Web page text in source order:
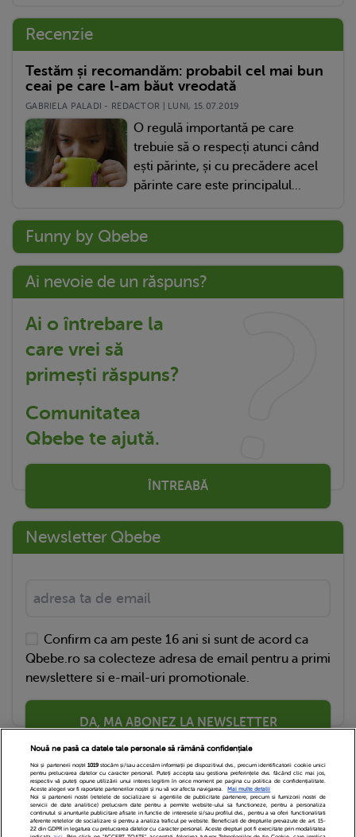
Recenzie
Testăm și recomandăm: probabil cel mai bun
ceai pe care l-am băut vreodată
GABRIELA PALADI - REDACTOR | LUNI, 15.07.2019
O regulă importantă pe care
trebuie să o respecți atunci când
ești părinte, și cu precădere acel
părinte care este principalul...
Funny by Qbebe
Ai nevoie de un răspuns?
Ai o întrebare la
care vrei să
primești răspuns?
Comunitatea
Qbebe te ajută.
ÎNTREABĂ
Newsletter Qbebe
Confirm ca am peste 16 ani si sunt de acord ca
Qbebe.ro sa colecteze adresa de email pentru a primi
newslettere si e-mail-uri promotionale.
DA, MA ABONEZ LA NEWSLETTER
Nouă ne pasă ca datele tale personale să rămână confidențiale
Noi și partenerii noștri 1019stocăm și/sau accesăm informații pe dispozitivul dvs., precum identificatorii cookie unici
pentru prelucrarea datelor cu caracter personal. Puteți accepta sau gestiona preferințele dvs. făcând clic mai jos,
respectiv vă puteți opune utilizării unui interes legitim în orice moment pe pagina cu politica de confidențialitate.
Aceste alegeri vor fi raportate partenerilor noștri și nu vă vor afecta navigarea.
Mai multe detalii
Noi si partenerii nostri (retelele de socializare si agentiile de publicitate partenere, precum si furnizorii nostri de
servicii de date analitice) prelucram date pentru a permite website-ului sa functioneze, pentru a personaliza
continutul si anunturile publicitare afisate in functie de interesele si/sau profilul dvs., pentru a va oferi functionalitati
aferente retelelor de socializare si pentru a analiza traficul pe website. Beneficiati de drepturile prevazute de art. 15-
22 din GDPR in legatura cu prelucrarea datelor cu caracter personal. Aceste drepturi pot fi exercitate prin modalitatea